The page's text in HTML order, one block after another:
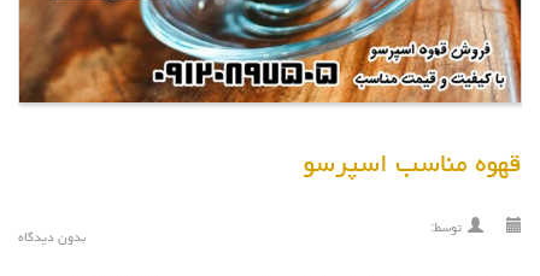
قهوه مناسب اسپرسو
توسط:
بدون دیدگاه